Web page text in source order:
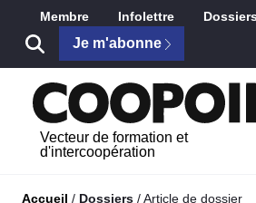
Saut au contenu principal
Membre Infolettre Dossiers
Je m'abonne
Vecteur de formation et
d'intercoopération
Accueil / Dossiers /Article de dossier